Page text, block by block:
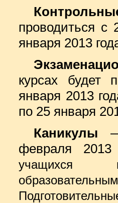
проводиться с
января 2013
курсах будет
января 2013
по 25 января
Каникулы
февраля
учащихся